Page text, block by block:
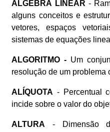
ÁLGEBRA LINEAR -
alguns conceitos e
vetores, espaços
sistemas de equações
ALGORITMO - Um
resolução de um problema
ALÍQUOTA - Percentual
incide sobre o valor do
ALTURA - Dimensão